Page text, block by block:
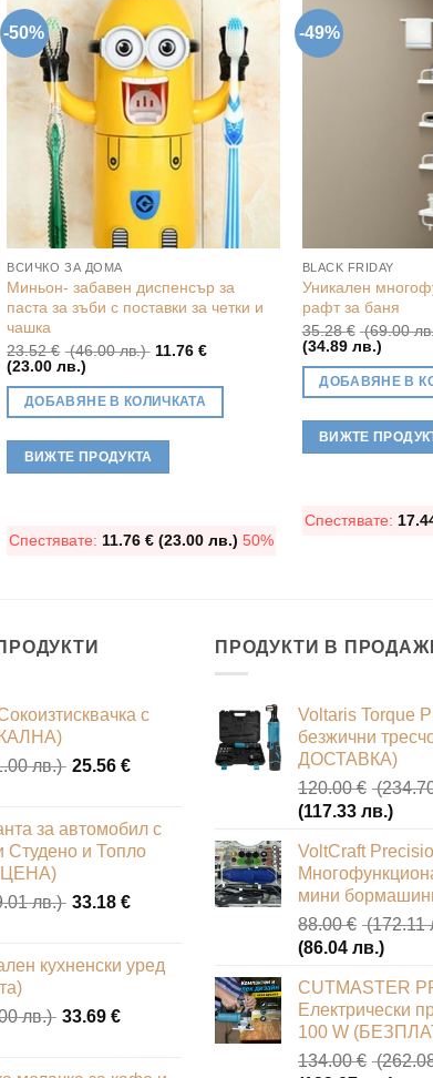
-50%
ВСИЧКО ЗА ДОМА
Миньон- забавен диспенсър за
паста за зъби с поставки за четки и
чашка
23.52€ (46.00 лв.) Original
23.52 €
(46.00
11.76 €
(23.00 лв.) Текущата
е:
11.76 €
лв.).
ДОБАВЯНЕ В КОЛИЧКАТА
ВИЖТЕ ПРОДУКТА
Спестявате:11.76€ (23.00 лв.)50%
-49%
BLACK FRIDAY
Уникален
рафт за баня
35.28€ (69.00
(34.89 лв.)
е:
17.84 €
лв.).
ДОБАВЯНЕ В
ВИЖТЕ
Спестявате:
с
лв.) Original
51.64 €
(101.00
25.56 €
€
за автомобил с
Студено и Топло
лв.) Original
65.96 €
лв.).
33.18 €
€
кухненски уред
лв.) Original
33.69 €
ПРОДУКТИ В
Voltaris Torque
безжични
ДОСТАВКА)
120.00€
(117.33 лв.)
е:
лв.).
VoltCraft
мини
88.00€ (172.11
(86.04 лв.)
е:
43.99
(86.04
лв.).
CUTMASTER
Електрически
100 W
134.00€